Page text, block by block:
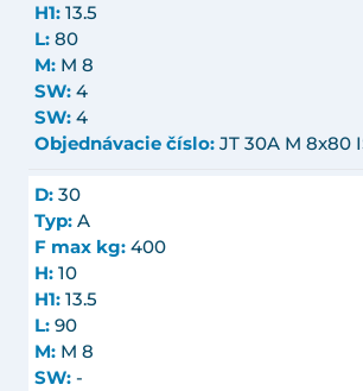
H1: 13.5
L: 80
M: M 8
SW: 4
SW: 4
Objednávacie číslo: JT 30A M 8x80
D: 30
Typ: A
F max kg: 400
H: 10
H1: 13.5
L: 90
M: M 8
SW: -